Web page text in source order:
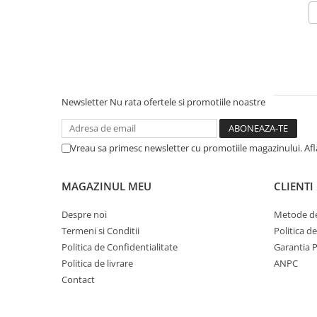
Newsletter Nu rata ofertele si promotiile noastre
Vreau sa primesc newsletter cu promotiile magazinului.
MAGAZINUL MEU
Despre noi
Termeni si Conditii
Politica de Confidentialitate
Politica de livrare
Contact
CLIENTI
Metode
Politica
Garantia
ANPC